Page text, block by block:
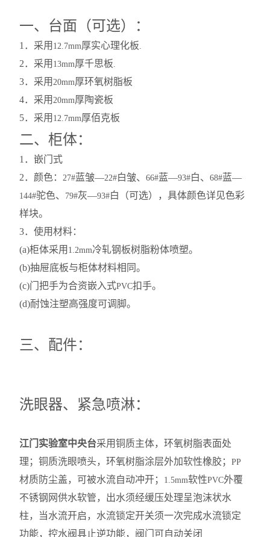
一、台面（可选）：
1 ．采用 12.7mm厚实心理化板.
2．采用 13mm厚千思板.
3．采用 20mm厚环氧树脂板
4．采用 20mm厚陶瓷板
5．采用 12.7mm厚佰克板
二、柜体：
1 ．嵌门式
2．颜色： 27#蓝皱—22#白皱、66#蓝—93#白、68#蓝—
144#驼色、 79#灰—93#白（可选），具体颜色详见色彩
样块。
3．使用材料：
(a)柜体采用 1.2mm冷轧钢板树脂粉体喷塑。
(b)抽屉底板与柜体材料相同。
(c)门把手为合资嵌入式PVC扣手。
(d)耐蚀注塑高强度可调脚。
三、配件：
洗眼器、紧急喷淋：
江门实验室中央台采用铜质主体，环氧树脂表面处
理；铜质洗眼喷头，环氧树脂涂层外加软性橡胶；PP
材质防尘盖，可被水流自动冲开； 1.5mm软性PVC外覆
不锈钢网供水软管，出水须经缓压处理呈泡沫状水
柱，当水流开启，水流锁定开关须一次完成水流锁定
功能，控水阀具止逆功能，阀门可自动关闭